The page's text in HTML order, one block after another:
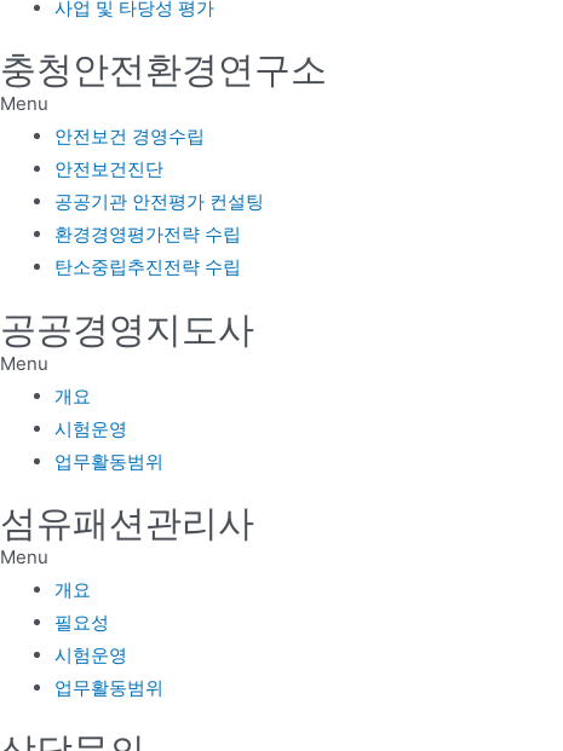
사업 및 타당성 평가
충청안전환경연구소
Menu
안전보건 경영수립
안전보건진단
공공기관 안전평가 컨설팅
환경경영평가전략 수립
탄소중립추진전략 수립
공공경영지도사
Menu
개요
시험운영
업무활동범위
섬유패션관리사
Menu
개요
필요성
시험운영
업무활동범위